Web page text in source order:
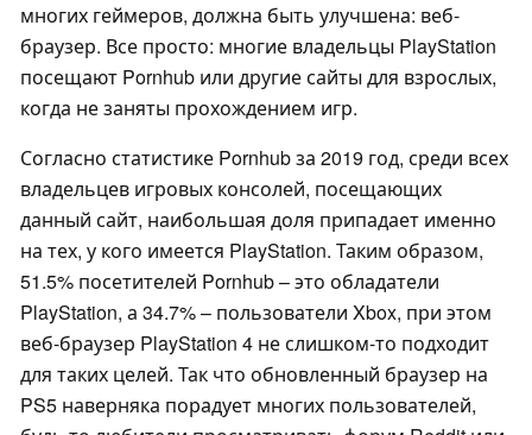
многих геймеров, должна быть улучшена: веб-
браузер. Все просто: многие владельцы PlayStation
посещают Pornhub или другие сайты для взрослых,
когда не заняты прохождением игр.
Согласно статистике Pornhub за 2019 год, среди всех
владельцев игровых консолей, посещающих
данный сайт, наибольшая доля припадает именно
на тех, у кого имеется PlayStation. Таким образом,
51.5% посетителей Pornhub – это обладатели
PlayStation, а 34.7% – пользователи Xbox, при этом
веб-браузер PlayStation 4 не слишком-то подходит
для таких целей. Так что обновленный браузер на
PS5 наверняка порадует многих пользователей,